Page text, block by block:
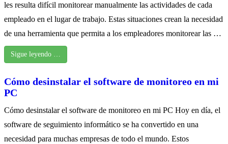
les resulta difícil monitorear manualmente las actividades de cada
empleado en el lugar de trabajo. Estas situaciones crean la necesidad
de una herramienta que permita a los empleadores monitorear las …
Sigue leyendo …
Cómo desinstalar el software de monitoreo en mi
PC
Cómo desinstalar el software de monitoreo en mi PC Hoy en día, el
software de seguimiento informático se ha convertido en una
necesidad para muchas empresas de todo el mundo. Estos